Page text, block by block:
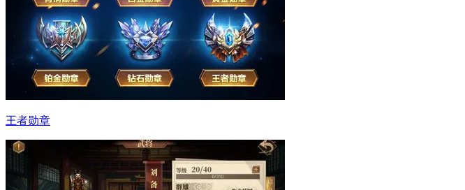
王者勋章